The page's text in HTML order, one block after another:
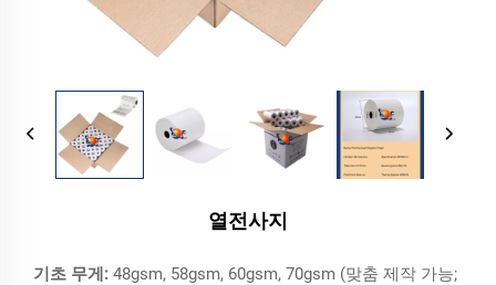
열전사지
기초 무게: 48gsm, 58gsm, 60gsm, 70gsm (맞춤 제작 가능;